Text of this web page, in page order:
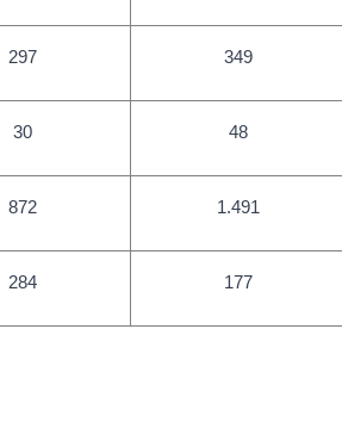
297 349
30 48
872 1.491
284 177